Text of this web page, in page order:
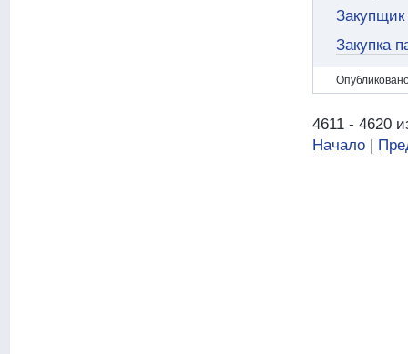
Закупка
4611 - 4620
Начало |